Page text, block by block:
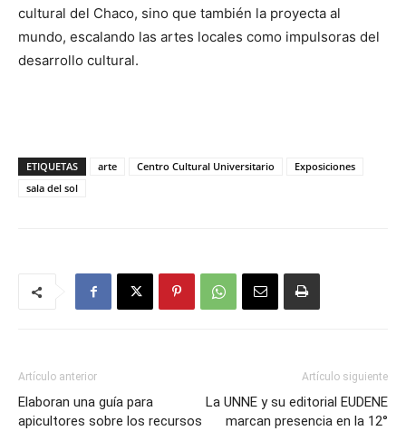
cultural del Chaco, sino que también la proyecta al
mundo, escalando las artes locales como impulsoras del
desarrollo cultural.
ETIQUETAS arte Centro Cultural Universitario
Exposiciones
sala del sol
Artículo anterior
Elaboran una guía para
apicultores sobre los recursos
Artículo siguiente
La UNNE y su editorial EUDENE
marcan presencia en la 12°